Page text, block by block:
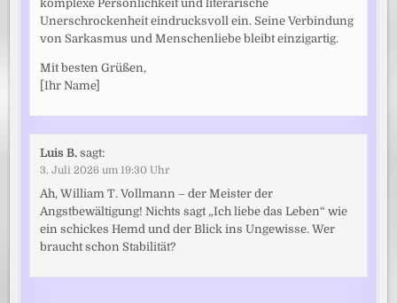
komplexe Persönlichkeit und literarische
Unerschrockenheit eindrucksvoll ein. Seine Verbindung
von Sarkasmus und Menschenliebe bleibt einzigartig.
Mit besten Grüßen,
[Ihr Name]
Luis B. sagt:
3. Juli 2026 um 19:30 Uhr
Ah, William T. Vollmann – der Meister der
Angstbewältigung! Nichts sagt „Ich liebe das Leben“ wie
ein schickes Hemd und der Blick ins Ungewisse. Wer
braucht schon Stabilität?